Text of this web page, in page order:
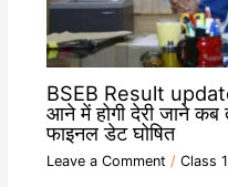
BSEB Result
आने में होगी देरी जाने
फाइनल डेट घोषित
Leave a Comment / Class